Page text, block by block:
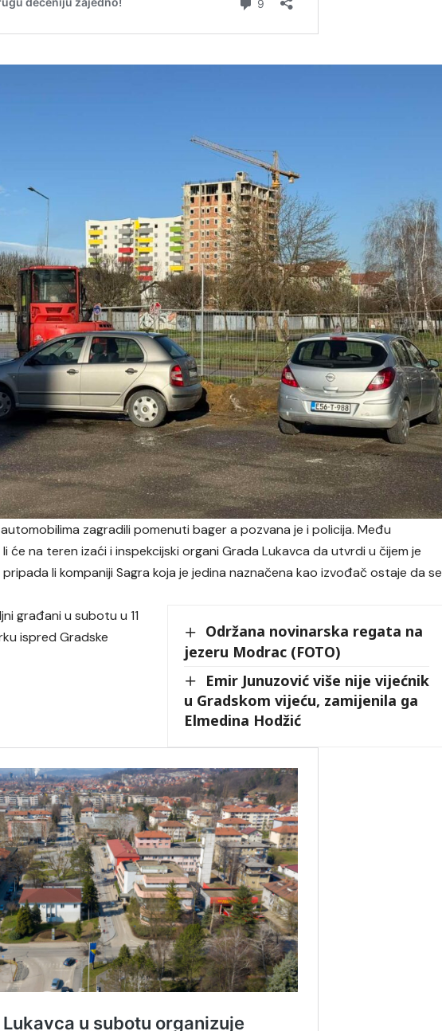
zagradili pomenuti bager a pozvana je i policija. Među
će na teren izaći i inspekcijski organi Grada Lukavca da utvrdi u čijem je
li kompaniji Sagra koja je jedina naznačena kao izvođač ostaje da se
Održana novinarska regata na
jezeru Modrac (FOTO)
Emir Junuzović više nije vijećnik
u Gradskom vijeću, zamijenila ga
Elmedina Hodžić
građani u subotu u 11
ispred Gradske